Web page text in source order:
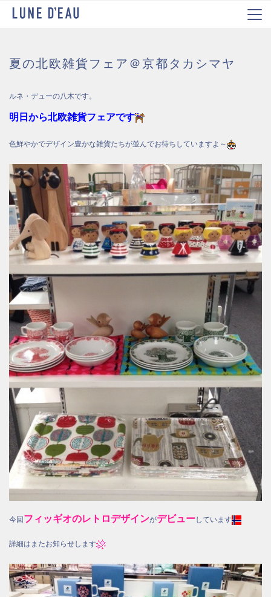
夏の北欧雑貨フェア＠京都タカシマヤ
ルネ・デューの八木です。
明日から北欧雑貨フェアです
色鮮やかでデザイン豊かな雑貨たちが並んでお待ちしていますよ～
今回フィッギオのレトロデザインがデビューしています
詳細はまたお知らせします